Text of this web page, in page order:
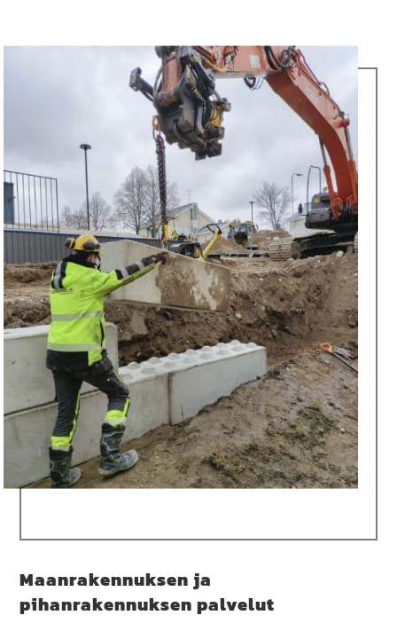
Maanrakennuksen ja
pihanrakennuksen palvelut